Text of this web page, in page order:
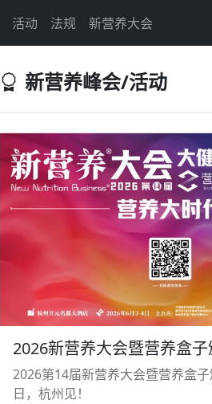
活动 法规 新营养大会
新营养峰会/活动
2026新营养大会暨营养盒
2026第14届新营养大会暨营养盒
日，杭州见！